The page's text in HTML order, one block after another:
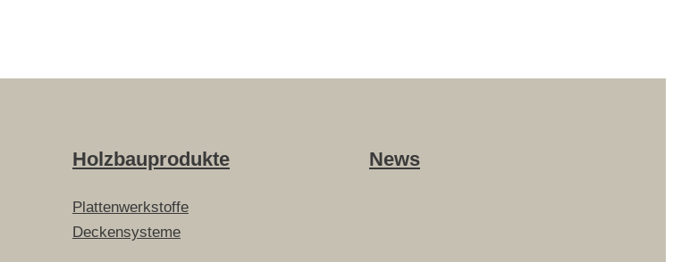
Holzbauprodukte
Plattenwerkstoffe
Deckensysteme
News